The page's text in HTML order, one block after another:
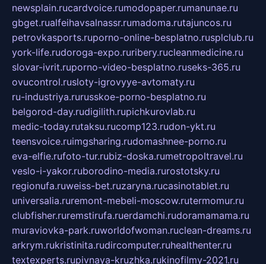
newsplain.rucardvoice.rumodopaper.rumanunae.ru
gbget.rualfeihavsalnassr.rumadoma.rutajuncos.ru
petrovkasports.ruporno-online-besplatno.rusplclub.ru
york-life.rudoroga-expo.ruribery.rucleanmedicine.ru
slovar-ivrit.ruporno-video-besplatno.ruseks-365.ru
ovucontrol.rusloty-igrovyye-avtomaty.ru
ru-industriya.rurusskoe-porno-besplatno.ru
belgorod-day.rudigilith.rupichkurovlab.ru
medic-today.rutaksu.rucomp123.rudon-ykt.ru
teensvoice.ruimgsharing.rudomashnee-porno.ru
eva-elfie.rufoto-tur.rubiz-doska.rumetropoltravel.ru
veslo-i-yakor.ruborodino-media.rurostotsky.ru
regionufa.ruweiss-bet.ruzaryna.rucasinotablet.ru
universalia.ruremont-mebeli-moscow.rutermomur.ru
clubfisher.ruremstirufa.ruerdamchi.rudoramamama.ru
muraviovka-park.ruworldofwoman.ruclean-dreams.ru
arkrym.rukristinita.rudircomputer.ruhealthenter.ru
textexperts.rupivnaya-kruzhka.rukinofilmy-2021.ru